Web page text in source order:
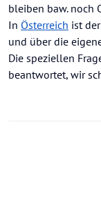
bleiben baw. noch
In Österreich ist
und über die
Die speziellen
beantwortet, wir